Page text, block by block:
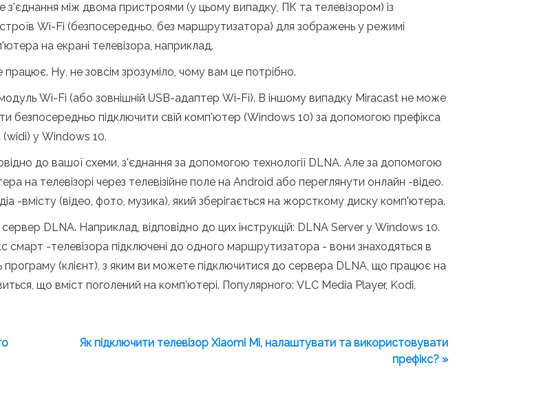
між двома пристроями (у цьому випадку, ПК та телевізором) із
Wi-Fi (безпосередньо, без маршрутизатора) для зображень у режимі
на екрані телевізора, наприклад.
Ну, не зовсім зрозуміло, чому вам це потрібно.
Wi-Fi (або зовнішній USB-адаптер Wi-Fi). В іншому випадку Miracast не може
безпосередньо підключити свій комп'ютер (Windows 10) за допомогою префікса
(widi) у Windows 10.
до вашої схеми, з'єднання за допомогою технології DLNA. Але за допомогою
на телевізорі через телевізійне поле на Android або переглянути онлайн -відео.
-вмісту (відео, фото, музика), який зберігається на жорсткому диску комп'ютера.
DLNA. Наприклад, відповідно до цих інструкцій: DLNA Server у Windows 10.
смарт -телевізора підключені до одного маршрутизатора - вони знаходяться в
програму (клієнт), з яким ви можете підключитися до сервера DLNA, що працює на
що вміст поголений на комп’ютері. Популярного: VLC Media Player, Kodi,
Як підключити телевізор Xiaomi Mi, налаштувати та використовувати
префікс? »